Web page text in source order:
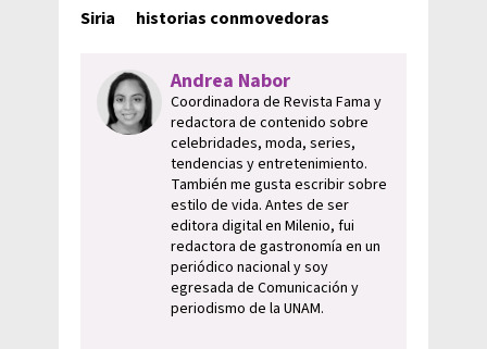
Siria
historias conmovedoras
Andrea Nabor
Coordinadora de Revista Fama y
redactora de contenido sobre
celebridades, moda, series,
tendencias y entretenimiento.
También me gusta escribir sobre
estilo de vida. Antes de ser
editora digital en Milenio, fui
redactora de gastronomía en un
periódico nacional y soy
egresada de Comunicación y
periodismo de la UNAM.